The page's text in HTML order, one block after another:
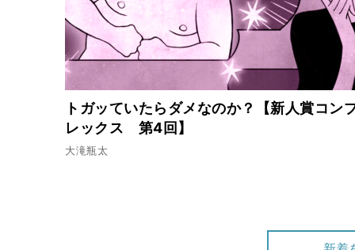
トガッていたらダメなのか？【新人賞コン
レックス 第4回】
大滝瓶太